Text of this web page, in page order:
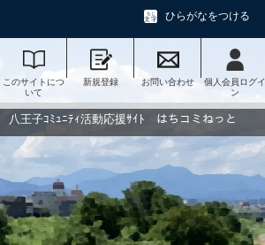
ひらがなをつける
このサイトにつ
いて
新規登録 お問い合わせ
個人会員ログイ
ン
八王子ｺﾐｭﾆﾃｨ活動応援ｻｲﾄ はちコミねっと